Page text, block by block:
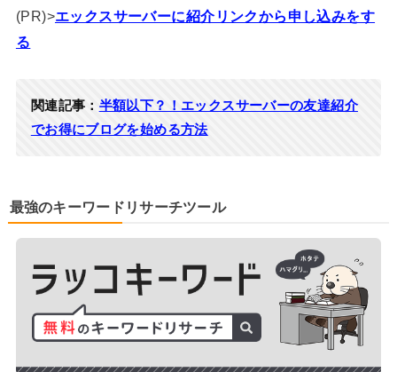
(PR)>エックスサーバーに紹介リンクから申し込みをす
る
関連記事： 半額以下？！エックスサーバーの友達紹介
でお得にブログを始める方法
最強のキーワードリサーチツール